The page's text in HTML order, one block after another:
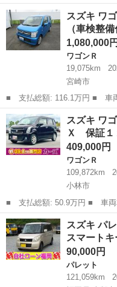
名： スズキ ■ 車種名： ワ
１２ヶ月・走行無制限 ＥＴ
ストップ 電...
宮崎 小林市 ワゴンＲ
スズキ ワ
（車検整備
1,080,000円
ワゴンＲ
19,075km
宮崎市
■ 支払総額: 116.1万円 ■ 車両本体価格： 1,080,000 円 ■ メーカ
ー名： スズキ ■ 車種名：
ＩＤ ＦＸ ２型 ■ 排気量
宮崎 宮崎市 ワゴンＲ
スズキ ワ
Ｘ 保証１
409,000円
ワゴンＲ
109,872km
小林市
■ 支払総額: 50.9万円 ■ 車両本体価格： 409,000 円 ■ メーカー
名： スズキ ■ 車種名： ワ
名： ハイブリッドＸ 保証１
ダー ＥＴＣ ...
宮崎 小林市 ワゴンＲ
スズキ パ
スマート
90,000円
パレット
121,059km